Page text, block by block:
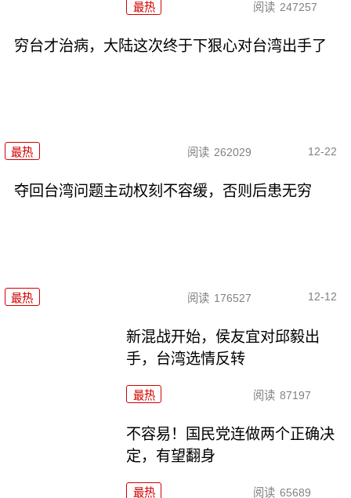
最热 阅读 247257
穷台才治病，大陆这次终于下狠心对台湾出手了
最热 阅读 262029 12-22
夺回台湾问题主动权刻不容缓，否则后患无穷
最热 阅读 176527 12-12
新混战开始，侯友宜对邱毅出
手，台湾选情反转
最热 阅读 87197
不容易！国民党连做两个正确决
定，有望翻身
最热 阅读 65689